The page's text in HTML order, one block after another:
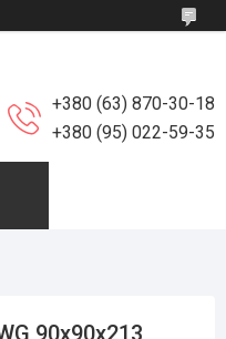
+380 (63) 870-30-18
+380 (95) 022-59-35
90x90x213